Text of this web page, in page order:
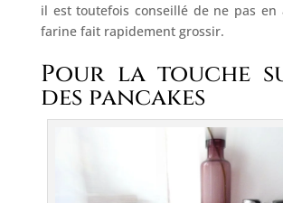
il est toutefois conseillé de ne pas en
farine fait rapidement grossir.
Pour la touche
des pancakes